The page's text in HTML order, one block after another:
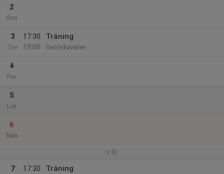
2
Ons
3
Tor
17:30
19:00
Träning
Gerdskavallen
4
Fre
5
Lör
6
Sön
v.32
7
17:30
Träning